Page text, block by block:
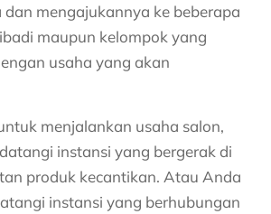
dan mengajukannya ke beberapa
maupun kelompok yang
usaha yang akan
menjalankan usaha salon,
instansi yang bergerak di
produk kecantikan. Atau Anda
instansi yang berhubungan